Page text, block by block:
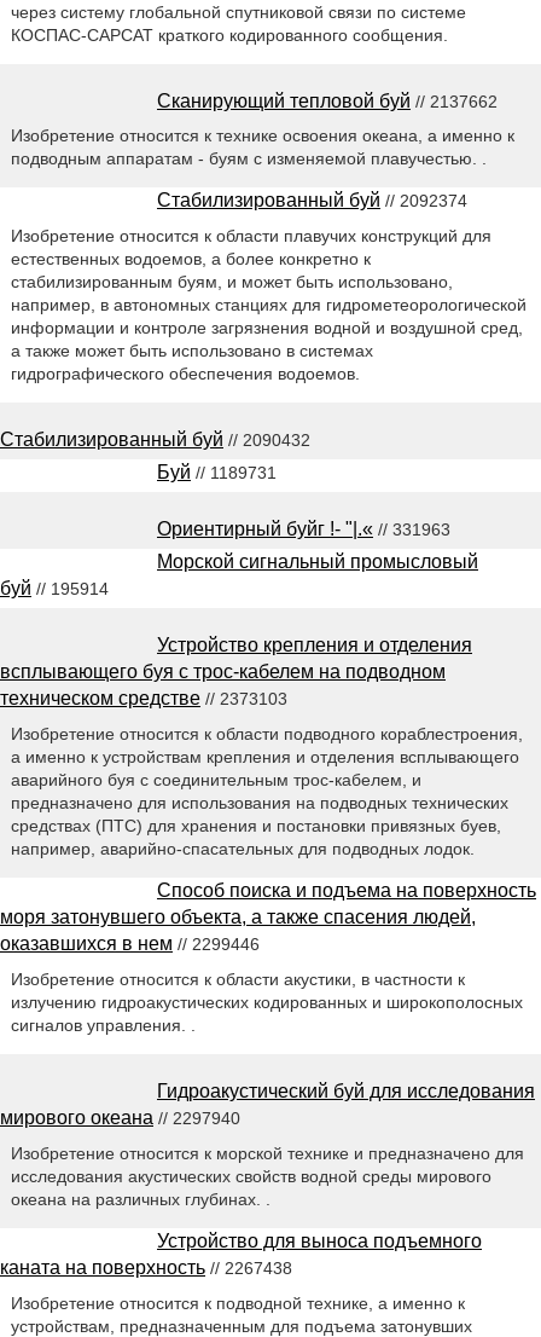
через систему глобальной спутниковой связи по системе
КОСПАС-САРСАТ краткого кодированного сообщения.
Сканирующий тепловой буй // 2137662
Изобретение относится к технике освоения океана, а именно к
подводным аппаратам - буям с изменяемой плавучестью. .
Стабилизированный буй // 2092374
Изобретение относится к области плавучих конструкций для
естественных водоемов, а более конкретно к
стабилизированным буям, и может быть использовано,
например, в автономных станциях для гидрометеорологической
информации и контроле загрязнения водной и воздушной сред,
а также может быть использовано в системах
гидрографического обеспечения водоемов.
Стабилизированный буй // 2090432
Буй // 1189731
Ориентирный буйг !- "|.« // 331963
Морской сигнальный промысловый
буй // 195914
Устройство крепления и отделения
всплывающего буя с трос-кабелем на подводном
техническом средстве // 2373103
Изобретение относится к области подводного кораблестроения,
а именно к устройствам крепления и отделения всплывающего
аварийного буя с соединительным трос-кабелем, и
предназначено для использования на подводных технических
средствах (ПТС) для хранения и постановки привязных буев,
например, аварийно-спасательных для подводных лодок.
Способ поиска и подъема на поверхность
моря затонувшего объекта, а также спасения людей,
оказавшихся в нем // 2299446
Изобретение относится к области акустики, в частности к
излучению гидроакустических кодированных и широкополосных
сигналов управления. .
Гидроакустический буй для исследования
мирового океана // 2297940
Изобретение относится к морской технике и предназначено для
исследования акустических свойств водной среды мирового
океана на различных глубинах. .
Устройство для выноса подъемного
каната на поверхность // 2267438
Изобретение относится к подводной технике, а именно к
устройствам, предназначенным для подъема затонувших